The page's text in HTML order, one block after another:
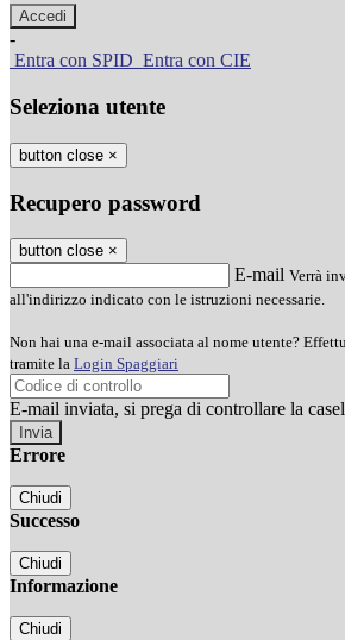
-
Entra con SPID Entra con CIE
Seleziona utente
button close ×
Recupero password
button close ×
E-mail Verrà
all'indirizzo indicato con le istruzioni necessarie.
Non hai una e-mail associata al nome utente?
tramite la Login Spaggiari
E-mail inviata, si prega di controllare la
Errore
Chiudi
Successo
Chiudi
Informazione
Chiudi